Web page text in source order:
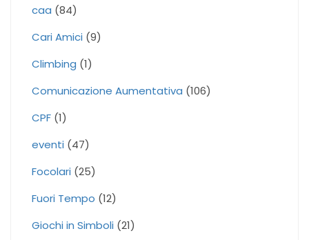
caa (84)
Cari Amici (9)
Climbing (1)
Comunicazione Aumentativa (106)
CPF (1)
eventi (47)
Focolari (25)
Fuori Tempo (12)
Giochi in Simboli (21)